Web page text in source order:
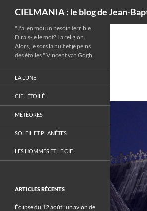
CIELMANIA : le blog de Jean-
"J'ai en moi un besoin terrible.
Dirais-je le mot? La religion.
Alors, je sors la nuit et je peins
des étoiles." Vincent van Gogh
LA LUNE
CIEL ÉTOILÉ
MÉTÉORES
SOLEIL ET PLANÈTES
LES HOMMES ET LE CIEL
ARTICLES RÉCENTS
Éclipse du 12 août : un avion de